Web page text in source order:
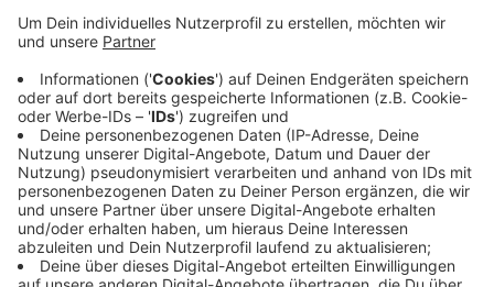
Anzeige
Für die Erwachsenen gibt es ein Bühnenprogramm mit
Auftritten einer Pipe Band, die schottische Musik
spielt und anderen lokalen Musikern. Abends gibt’s
dann noch ein Konzert mit kölscher Musik.
Beginn ist Pfingstsonntag um 11 Uhr. Zunächst gibt es
einen Gottesdienst am Swister Turm, anschließend